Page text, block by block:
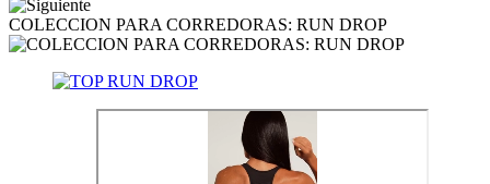
COLECCION PARA CORREDORAS: RUN DROP